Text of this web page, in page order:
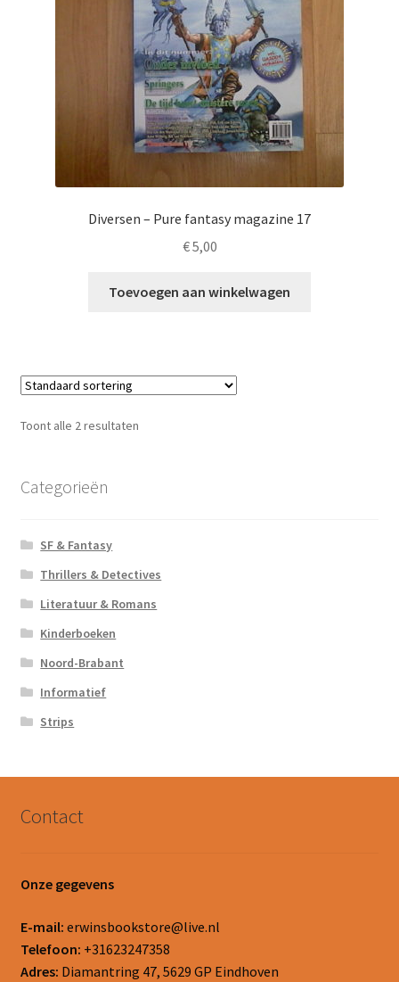
Diversen – Pure fantasy magazine 17
€5,00
Toevoegen aan winkelwagen
Toont alle 2 resultaten
Categorieën
SF & Fantasy
Thrillers & Detectives
Literatuur & Romans
Kinderboeken
Noord-Brabant
Informatief
Strips
Contact
Onze gegevens
E-mail: erwinsbookstore@live.nl
Telefoon: +31623247358
Adres: Diamantring 47, 5629 GP Eindhoven